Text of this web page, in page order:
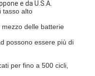
e da U.S.A.
tasso alto
delle batterie
possono essere più di
per fino a 500 cicli,